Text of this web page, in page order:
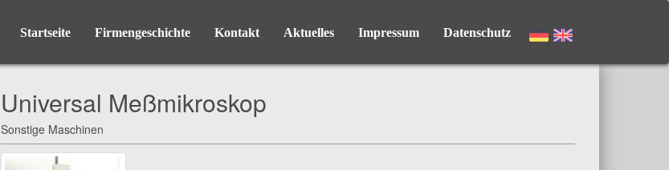
Startseite Firmengeschichte Kontakt Aktuelles Impressum Datenschutz
Universal Meßmikroskop
Sonstige Maschinen